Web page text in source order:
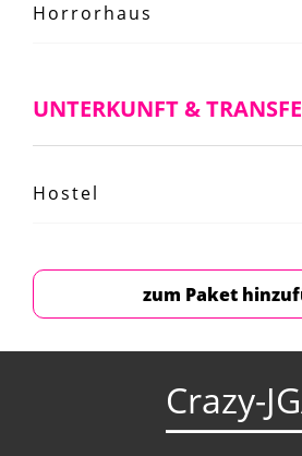
Horrorhaus
UNTERKUNFT &
Hostel
zum Paket
Crazy-